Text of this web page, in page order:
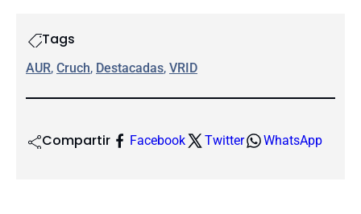
Tags
AUR, Cruch, Destacadas, VRID
Compartir Facebook Twitter WhatsApp